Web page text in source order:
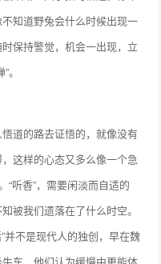
知道野兔会什么时候出现一
保持警觉，机会一出现，立
。
道的路去证悟的，就像没有
这样的心态又多么像一个急
“听香”，需要闲淡而自适的
被我们遗落在了什么时空。
并不是现代人的独创，早在魏